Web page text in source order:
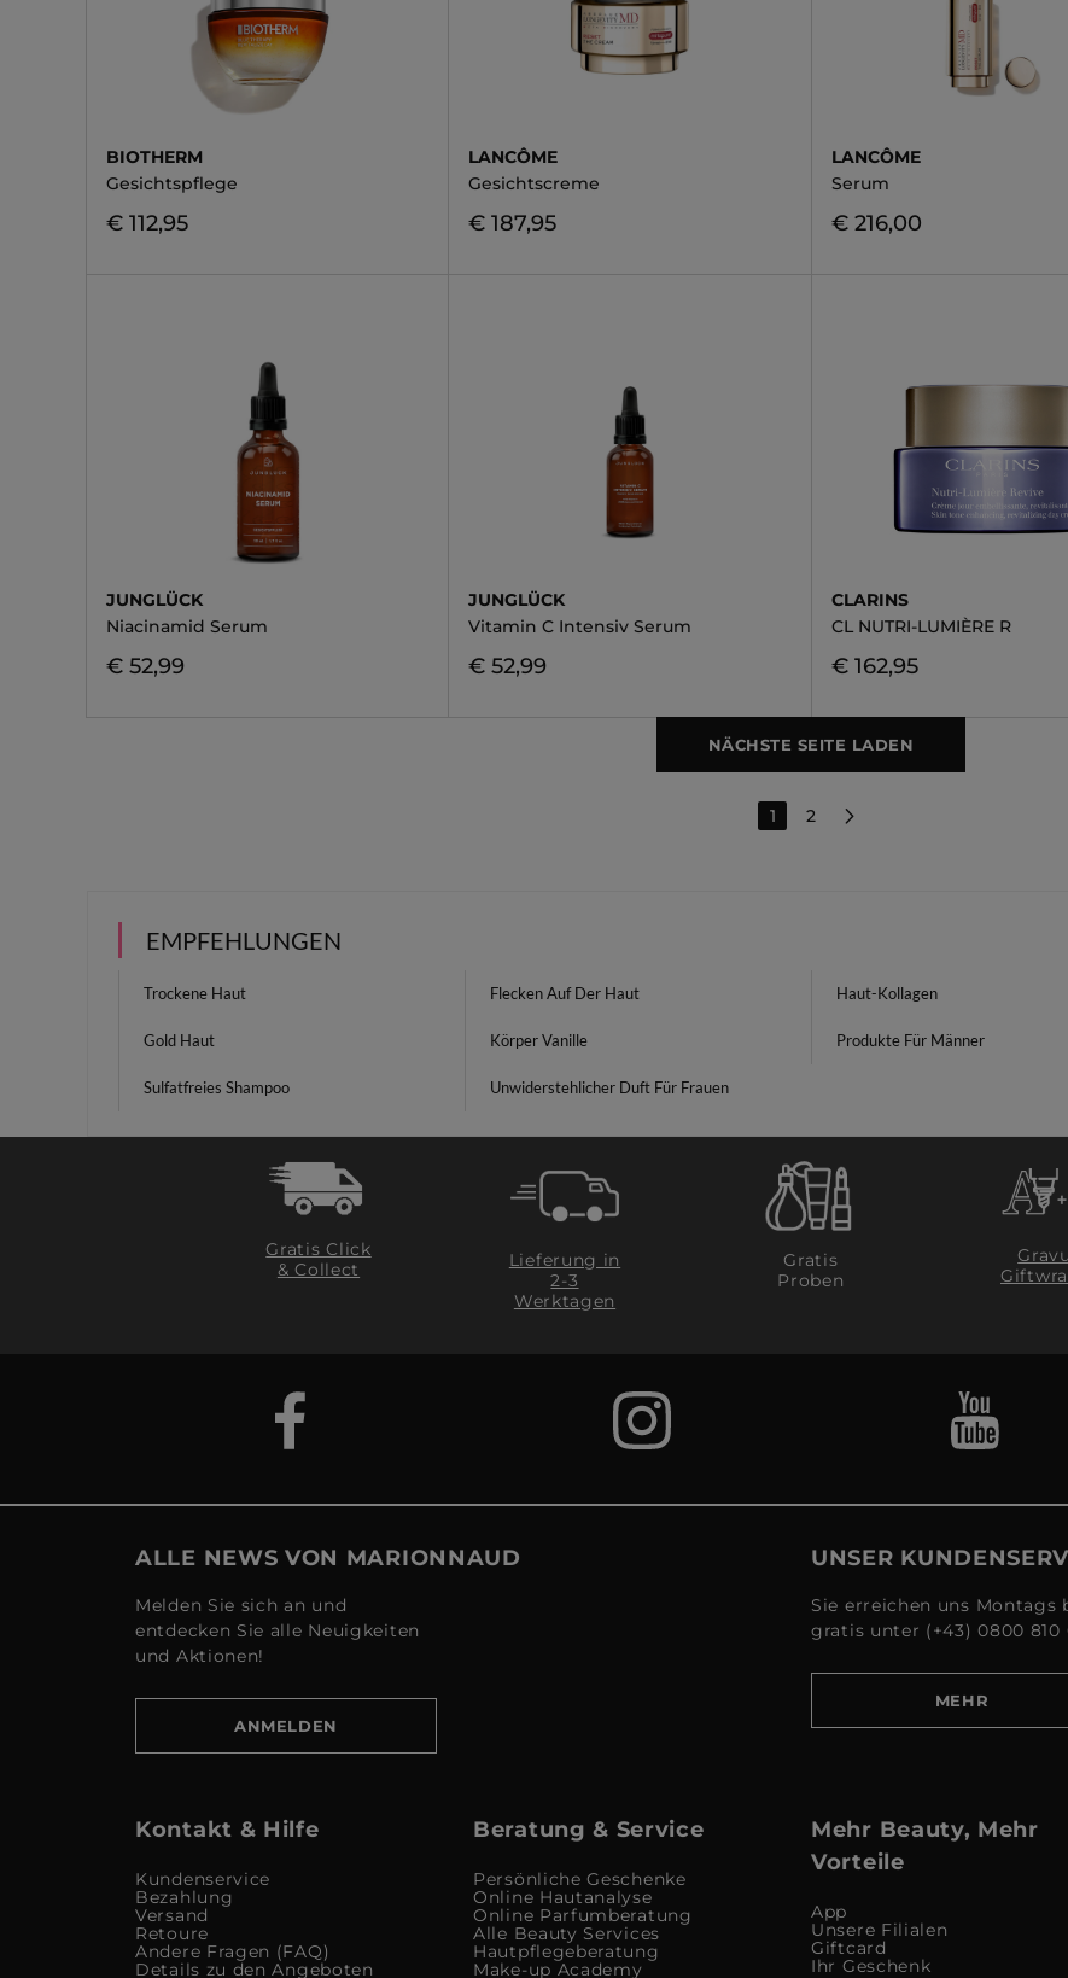
BIOTHERM
Gesichtspflege
€ 112,95
LANCÔME
Gesichtscreme
€ 187,95
LANCÔME
Serum
€ 216,00
JUNGLÜCK
Niacinamid Serum
€ 52,99
JUNGLÜCK
Vitamin C Intensiv Serum
€ 52,99
CLARINS
CL NUTRI-LUMIÈRE R
€ 162,95
NÄCHSTE SEITE LADEN
1 2
EMPFEHLUNGEN
Trockene Haut Flecken Auf Der Haut Haut-Kollagen
Gold Haut Körper Vanille Produkte Für Männer
Sulfatfreies Shampoo Unwiderstehlicher Duft Für Frauen
Gratis Click
& Collect
Lieferung in
2-3
Werktagen
Gratis
Proben
ALLE NEWS VON MARIONNAUD
Melden Sie sich an und
entdecken Sie alle Neuigkeiten
und Aktionen!
ANMELDEN
UNSER
Sie erreichen uns Montags
gratis unter (+43) 0800 810
MEHR
Kontakt & Hilfe
Kundenservice
Bezahlung
Versand
Retoure
Andere Fragen (FAQ)
Details zu den Angeboten
Beratung & Service
Persönliche Geschenke
Online Hautanalyse
Online Parfumberatung
Alle Beauty Services
Hautpflegeberatung
Make-up Academy
Mehr Beauty, Mehr
Vorteile
App
Unsere Filialen
Giftcard
Ihr Geschenk